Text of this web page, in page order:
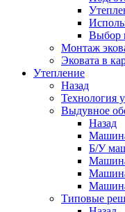
Выбор
Монтаж
Эковата в
Утепление
Назад
Технология
Выдувное
Назад
Б/У
Типовые